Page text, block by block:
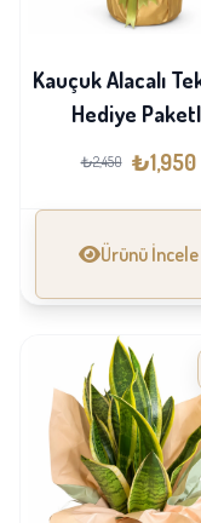
Kauçuk Alacalı
Hediye
₺2,450 ₺1,950
Ürünü İncele